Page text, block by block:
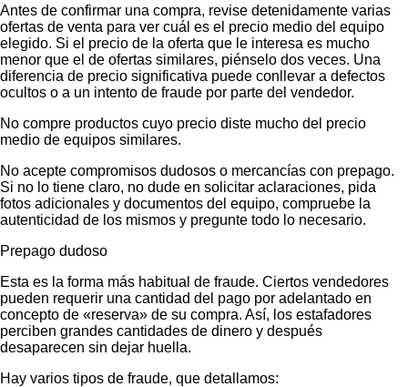
Antes de confirmar una compra, revise detenidamente varias
ofertas de venta para ver cuál es el precio medio del equipo
elegido. Si el precio de la oferta que le interesa es mucho
menor que el de ofertas similares, piénselo dos veces. Una
diferencia de precio significativa puede conllevar a defectos
ocultos o a un intento de fraude por parte del vendedor.
No compre productos cuyo precio diste mucho del precio
medio de equipos similares.
No acepte compromisos dudosos o mercancías con prepago.
Si no lo tiene claro, no dude en solicitar aclaraciones, pida
fotos adicionales y documentos del equipo, compruebe la
autenticidad de los mismos y pregunte todo lo necesario.
Prepago dudoso
Esta es la forma más habitual de fraude. Ciertos vendedores
pueden requerir una cantidad del pago por adelantado en
concepto de «reserva» de su compra. Así, los estafadores
perciben grandes cantidades de dinero y después
desaparecen sin dejar huella.
Hay varios tipos de fraude, que detallamos: